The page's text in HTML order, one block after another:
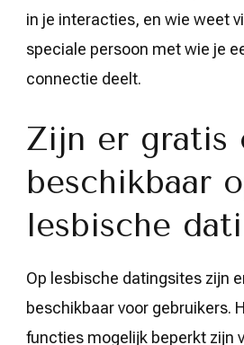
in je interacties, en wie weet
speciale persoon met wie je
connectie deelt.
Zijn er gratis
beschikbaar
lesbische
Op lesbische datingsites zijn
beschikbaar voor gebruikers.
functies mogelijk beperkt zijn